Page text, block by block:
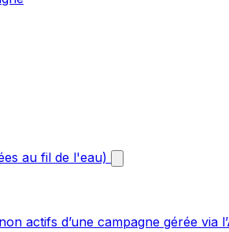
au fil de l'eau)
actifs d’une campagne gérée via